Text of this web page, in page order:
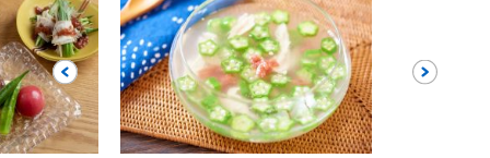
Previous